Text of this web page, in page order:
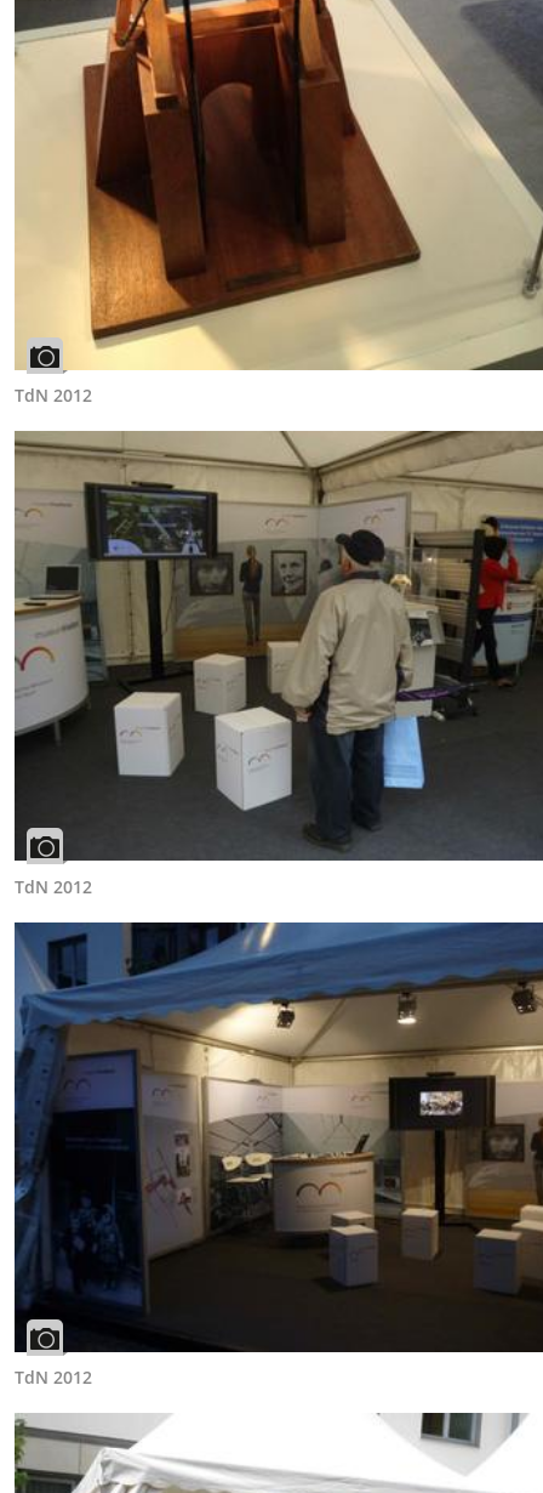
TdN 2012
TdN 2012
TdN 2012